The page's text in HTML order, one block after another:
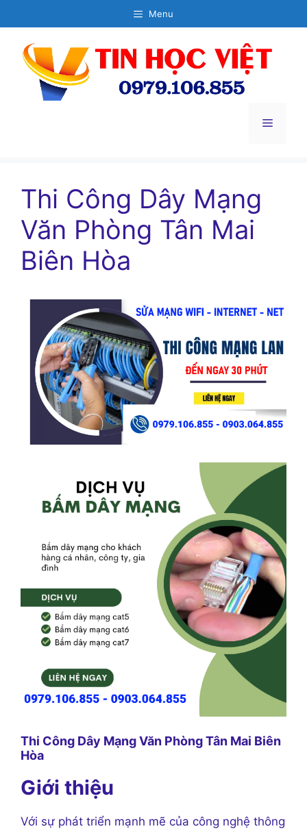
đến
dung
Menu
Menu
Thi Công Dây Mạng
Văn Phòng Tân Mai
Biên Hòa
Thi Công Dây Mạng Văn Phòng Tân Mai Biên
Hòa
Giới thiệu
Với sự phát triển mạnh mẽ của công nghệ thông